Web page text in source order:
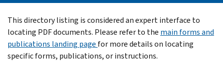
Beginning
of
main
content
This directory listing is considered an expert interface to
locating PDF documents. Please refer to the main forms and
publications landing page for more details on locating
specific forms, publications, or instructions.